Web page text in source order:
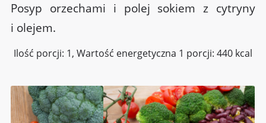
Posyp orzechami i polej sokiem z cytryny
i olejem.
Ilość porcji: 1, Wartość energetyczna 1 porcji: 440 kcal